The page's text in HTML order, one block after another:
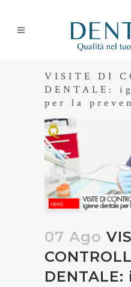
VISITE DI
DENTALE:
per la
07 Ago